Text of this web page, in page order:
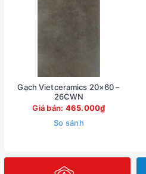
Gạch Vietceramics 20×60 –
26CWN
Giá bán: 465.000₫
So sánh